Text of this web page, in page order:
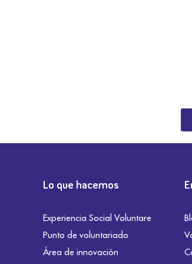
Lo que hacemos
Experiencia Social Voluntare
Punto de voluntariado
Área de innovación